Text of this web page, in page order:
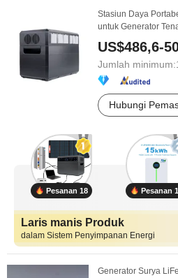
Stasiun Daya
untuk Generator
US$486,6-
Jumlah minimum:
Hubungi
Pesanan 18 Pesanan
Laris manis Produk
dalam Sistem Penyimpanan Energi
Generator Surya